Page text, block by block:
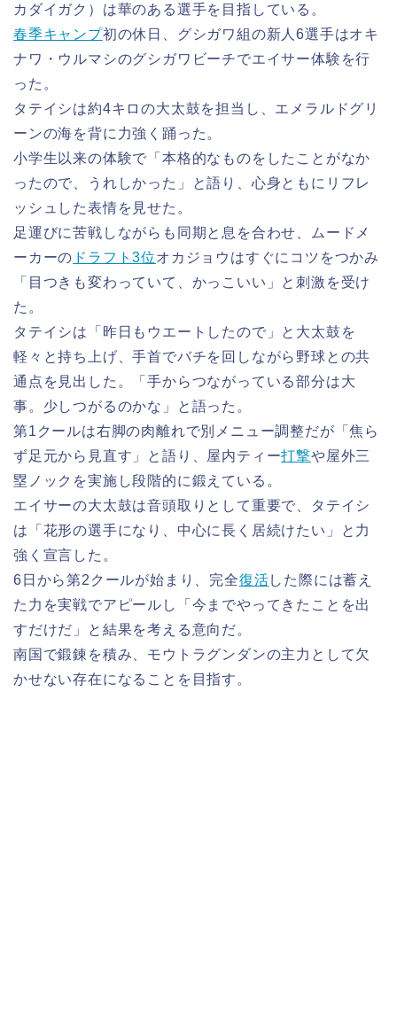
カダイガク）は華のある選手を目指している。
春季キャンプ初の休日、グシガワ組の新人6選手はオキ
ナワ・ウルマシのグシガワビーチでエイサー体験を行
った。
タテイシは約4キロの大太鼓を担当し、エメラルドグリ
ーンの海を背に力強く踊った。
小学生以来の体験で「本格的なものをしたことがなか
ったので、うれしかった」と語り、心身ともにリフレ
ッシュした表情を見せた。
足運びに苦戦しながらも同期と息を合わせ、ムードメ
ーカーの ドラフト3位オカジョウはすぐにコツをつかみ
「目つきも変わっていて、かっこいい」と刺激を受け
た。
タテイシは「昨日もウエートしたので」と大太鼓を
軽々と持ち上げ、手首でバチを回しながら野球との共
通点を見出した。「手からつながっている部分は大
事。少しつがるのかな」と語った。
第1クールは右脚の肉離れで別メニュー調整だが「焦ら
ず足元から見直す」と語り、屋内ティー打撃や屋外三
塁ノックを実施し段階的に鍛えている。
エイサーの大太鼓は音頭取りとして重要で、タテイシ
は「花形の選手になり、中心に長く居続けたい」と力
強く宣言した。
6日から第2クールが始まり、完全復活した際には蓄え
た力を実戦でアピールし「今までやってきたことを出
すだけだ」と結果を考える意向だ。
南国で鍛錬を積み、モウトラグンダンの主力として欠
かせない存在になることを目指す。